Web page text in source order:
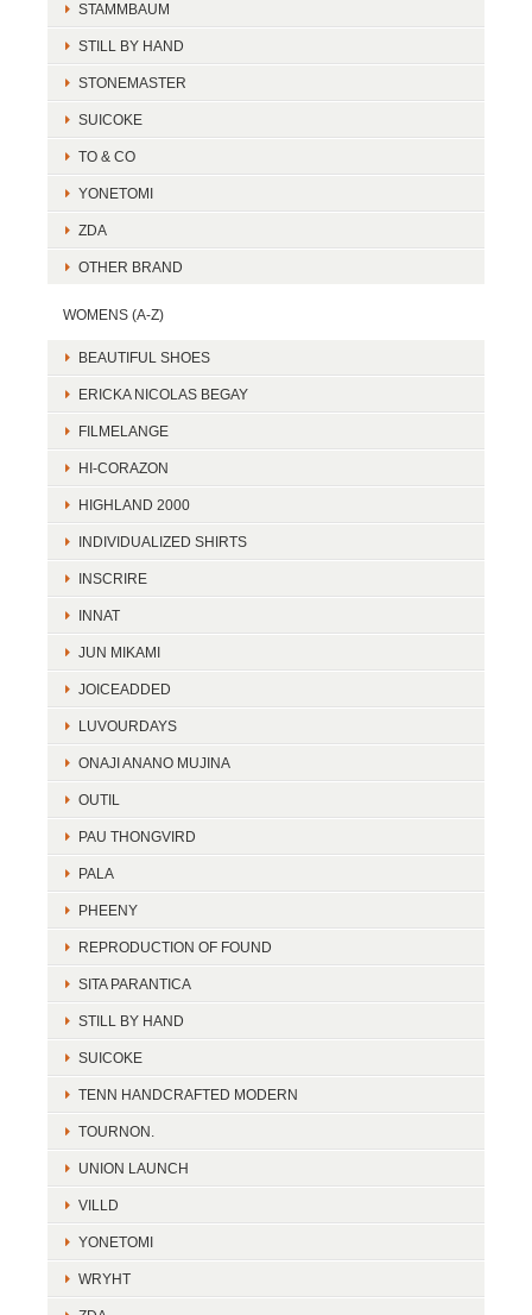
STAMMBAUM
STILL BY HAND
STONEMASTER
SUICOKE
TO & CO
YONETOMI
ZDA
OTHER BRAND
WOMENS (A-Z)
BEAUTIFUL SHOES
ERICKA NICOLAS BEGAY
FILMELANGE
HI-CORAZON
HIGHLAND 2000
INDIVIDUALIZED SHIRTS
INSCRIRE
INNAT
JUN MIKAMI
JOICEADDED
LUVOURDAYS
ONAJI ANANO MUJINA
OUTIL
PAU THONGVIRD
PALA
PHEENY
REPRODUCTION OF FOUND
SITA PARANTICA
STILL BY HAND
SUICOKE
TENN HANDCRAFTED MODERN
TOURNON.
UNION LAUNCH
VILLD
YONETOMI
WRYHT